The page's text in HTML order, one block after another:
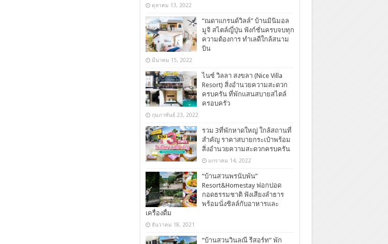
ตุลาคม 13, 2022
“ณดาแกรนด์วิลล์” บ้านมินิมอล
มูจิ สไตล์ญี่ปุ่น ฟังก์ชั่นครบจบทุก
ความต้องการ ทำเลดีใกล้สนาม
บิน
มีนาคม 15, 2022
ไนซ์ วิลลา สงขลา (Nice Villa
Resort) สิ่งอำนวยความสะดวก
ครบครัน ที่พักแสนสบายสไตล์
ครอบครัว
กุมภาพันธ์ 23, 2022
รวม 3ที่พักหาดใหญ่ ใกล้สถานที่
สำคัญ ราคาสบายกระเป๋าพร้อม
สิ่งอำนวยความสะดวกครบครัน
มกราคม 14, 2022
“บ้านสวนพรนับพัน”
Resort&Homestay ฟอกปอด
กอดธรรมชาติ ฟังเสียงลำธาร
พร้อมนั่งชิลล์กับอาหารและ
เครื่องดื่ม
ธันวาคม 18, 2021
“บ้านสวนวินลณี รีสอร์ท” พัก